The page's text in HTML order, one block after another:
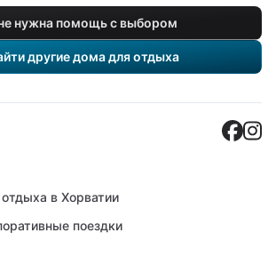
нужна помощь с выбором
другие дома для отдыха
в Хорватии
поездки